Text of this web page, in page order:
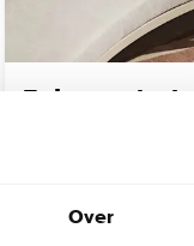
Over
Maak jouw tuin
tuinmeubelen. Van